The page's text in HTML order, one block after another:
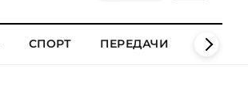
СПОРТ ПЕРЕДАЧИ КЛИПЫ